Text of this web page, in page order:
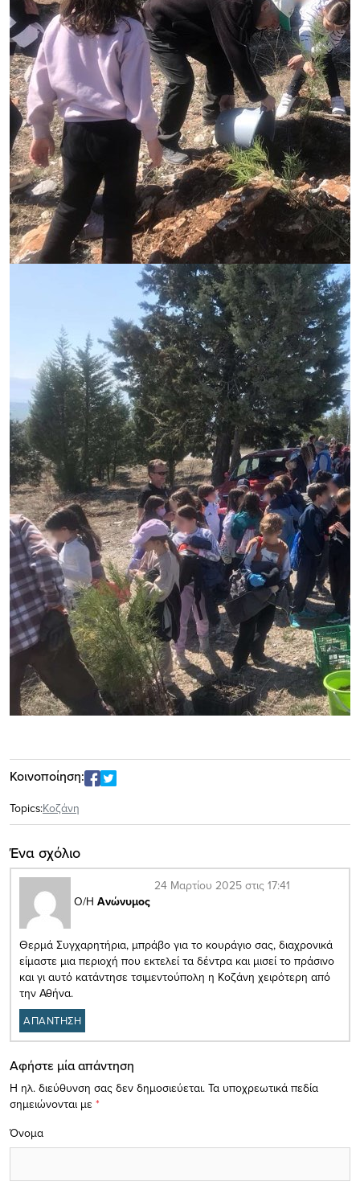
Κοινοποίηση:
Topics:Κοζάνη
Ένα σχόλιο
Ο/Η Ανώνυμος
24 Μαρτίου 2025 στις 17:41
Θερμά Συγχαρητήρια, μπράβο για το κουράγιο σας, διαχρονικά
είμαστε μια περιοχή που εκτελεί τα δέντρα και μισεί το πράσινο
και γι αυτό κατάντησε τσιμεντούπολη η Κοζάνη χειρότερη από
την Αθήνα.
ΑΠΑΝΤΗΣΗ
Αφήστε μία απάντηση
Η ηλ. διεύθυνση σας δεν δημοσιεύεται. Τα υποχρεωτικά πεδία
σημειώνονται με *
Όνομα